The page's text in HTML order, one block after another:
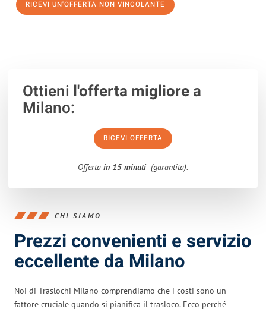
RICEVI UN'OFFERTA NON VINCOLANTE
Ottieni l'offerta migliorea
Milano:
RICEVI OFFERTA
Offerta in 15 minuti (garantita).
CHI SIAMO
Prezzi convenienti e servizio
eccellente da Milano
Noi di Traslochi Milano comprendiamo che i costi sono un
fattore cruciale quando si pianifica il trasloco. Ecco perché